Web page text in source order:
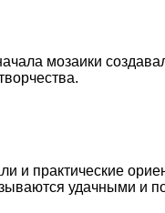
мозаики
и практические
удачными и